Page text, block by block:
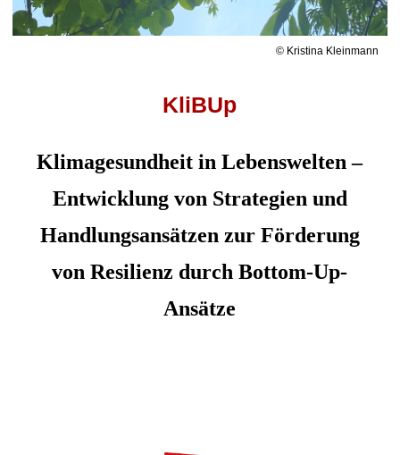
© Kristina Kleinmann
© Kristina Kleinmann
© Kristina Kleinmann
KliBUp
Klimagesundheit in Lebenswelten–
Entwicklung von Strategien und
Handlungsansätzen zur Förderung
von Resilienz durch Bottom-Up-
Ansätze